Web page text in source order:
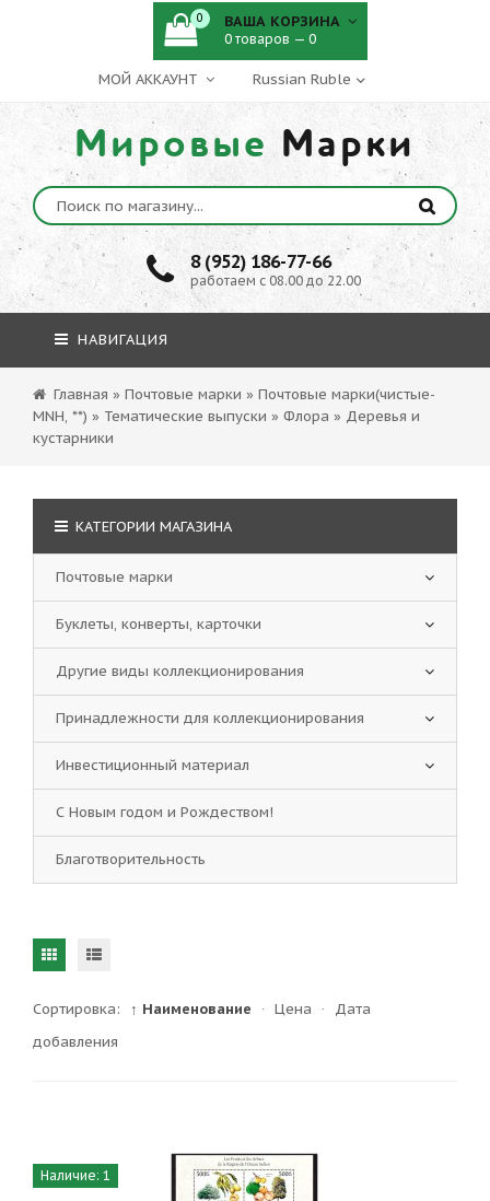
МОЙ АККАУНТ
Мировые Марки
8 (952) 186-77-66
работаем с 08.00 до 22.00
0 ВАША КОРЗИНА
0 товаров — 0
НАВИГАЦИЯ
Главная » Почтовые марки » Почтовые марки(чистые-
MNH, **) » Тематические выпуски » Флора » Деревья и
кустарники
Сортировка: ↑ Наименование · Цена ·
Дата
добавления
Наличие: 1
КАТЕГОРИИ МАГАЗИНА
Почтовые марки
Буклеты, конверты, карточки
Другие виды коллекционирования
Принадлежности для коллекционирования
Инвестиционный материал
С Новым годом и Рождеством!
Благотворительность